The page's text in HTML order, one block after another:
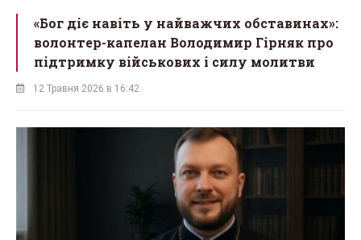
«Бог діє навіть у найважчих обставинах»:
волонтер-капелан Володимир Гірняк про
підтримку військових і силу молитви
12 Травня 2026 в 16:42